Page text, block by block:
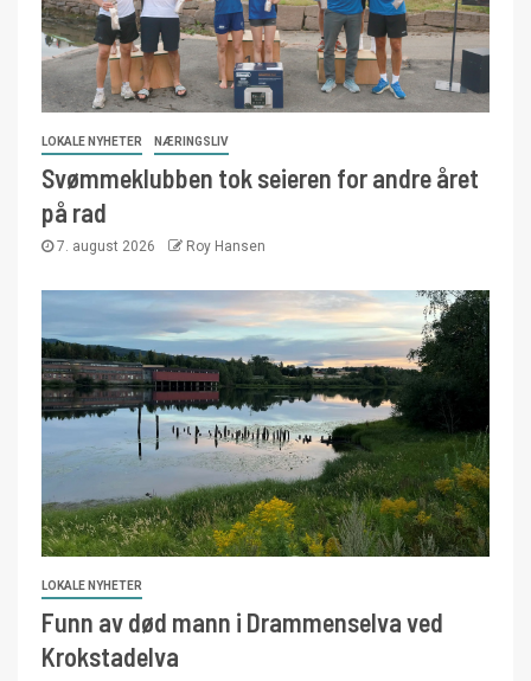
LOKALE NYHETER NÆRINGSLIV
Svømmeklubben tok seieren for andre året
på rad
7. august 2026 Roy Hansen
LOKALE NYHETER
Funn av død mann i Drammenselva ved
Krokstadelva